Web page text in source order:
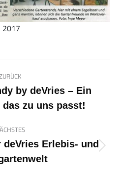
2017
Vorheriger
Beitrag:
by deVries – Ein
das zu uns passt!
Nächster
Beitrag:
Erlebis- und